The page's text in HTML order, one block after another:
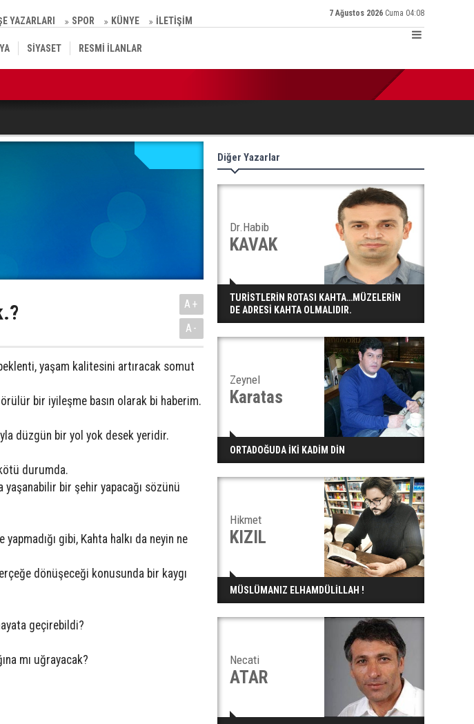
YAZARLARI SPOR KÜNYE İLETİŞİM
7 Ağustos 2026 Cuma 04:08
SİYASET RESMİ İLANLAR
10:25 | Türkiye Kamu-Sen İl Temsilcisi Ertaş: ‘Enflasyon hesabı
A+
A-
yaşam kalitesini artıracak somut
bir iyileşme basın olarak bi haberim.
düzgün bir yol yok desek yeridir.
durumda.
yaşanabilir bir şehir yapacağı sözünü
gibi, Kahta halkı da neyin ne
dönüşeceği konusunda bir kaygı
geçirebildi?
mı uğrayacak?
Diğer Yazarlar
Dr.Habib
KAVAK
TURİSTLERİN ROTASI KAHTA…MÜZELERİN
DE ADRESİ KAHTA OLMALIDIR.
Zeynel
Karatas
ORTADOĞUDA İKİ KADİM DİN
Hikmet
KIZIL
MÜSLÜMANIZ ELHAMDÜLİLLAH !
Necati
ATAR